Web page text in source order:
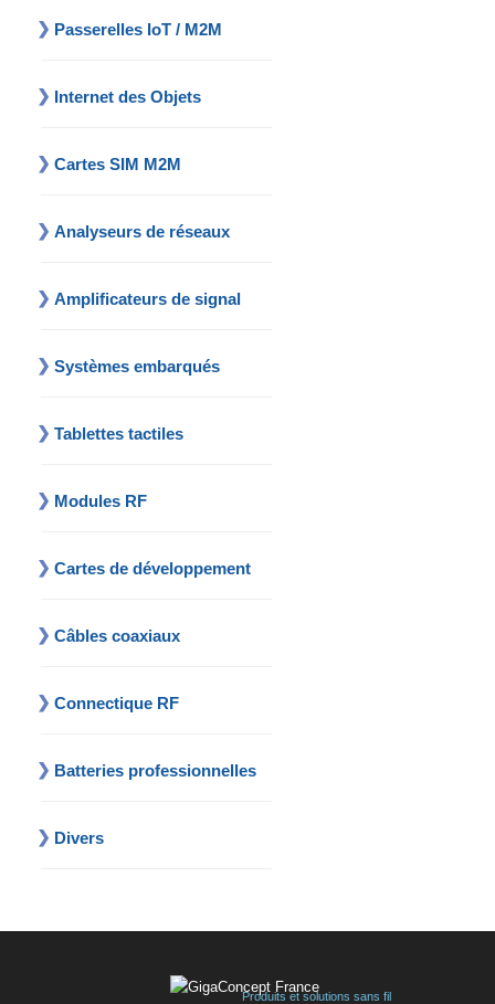
Passerelles IoT / M2M
Internet des Objets
Cartes SIM M2M
Analyseurs de réseaux
Amplificateurs de signal
Systèmes embarqués
Tablettes tactiles
Modules RF
Cartes de développement
Câbles coaxiaux
Connectique RF
Batteries professionnelles
Divers
Produits et solutions sans fil